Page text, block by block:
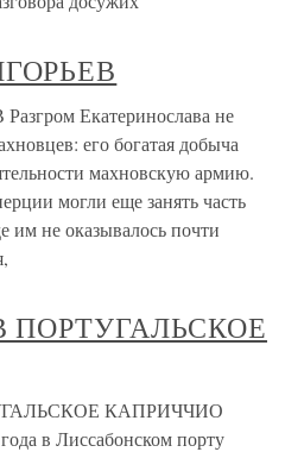
Екатеринослава не
его богатая добыча
махновскую армию.
могли еще занять часть
им не оказывалось почти
ПОРТУГАЛЬСКОЕ
КАПРИЧЧИО
в Лиссабонском порту